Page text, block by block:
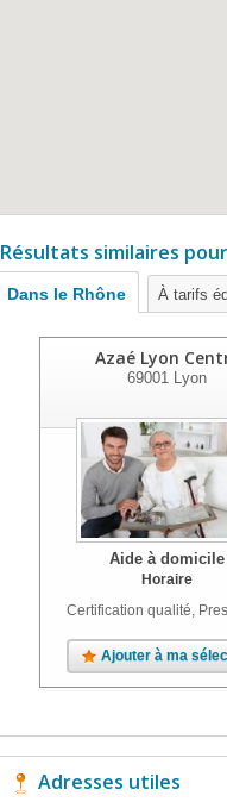
Résultats similaires
Dans le Rhône À tarifs
Azaé Lyon
69001 Lyon
Aide à domicile
Horaire
Certification qualité,
Ajouter à ma
Adresses utiles